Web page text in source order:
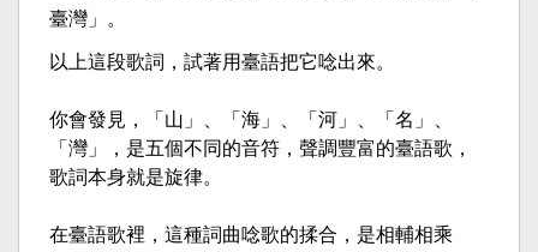
臺灣」。
以上這段歌詞，試著用臺語把它唸出來。
你會發見，「山」、「海」、「河」、「名」、
「灣」，是五個不同的音符，聲調豐富的臺語歌，
歌詞本身就是旋律。
在臺語歌裡，這種詞曲唸歌的揉合，是相輔相乘